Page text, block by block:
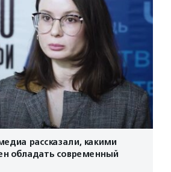
рассказали, какими
обладать современный